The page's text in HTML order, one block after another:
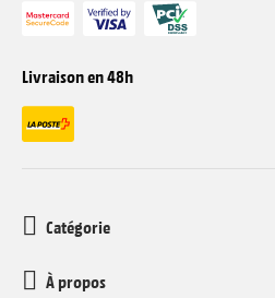
Livraison en 48h
Catégorie
À propos